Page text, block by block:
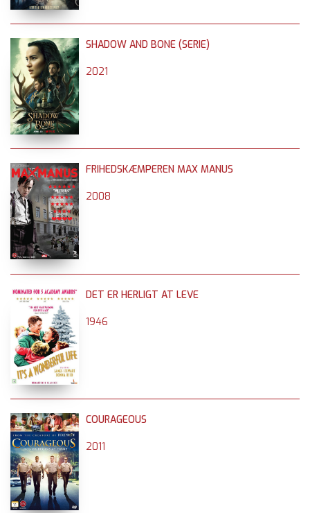
SHADOW AND BONE (SERIE)
2021
FRIHEDSKÆMPEREN MAX MANUS
2008
DET ER HERLIGT AT LEVE
1946
COURAGEOUS
2011